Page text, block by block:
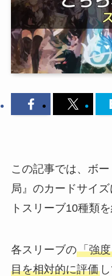
この記事では、ボ
局』のカードサイ
トスリーブ10種類を
各スリーブの「強
目を相対的に評価